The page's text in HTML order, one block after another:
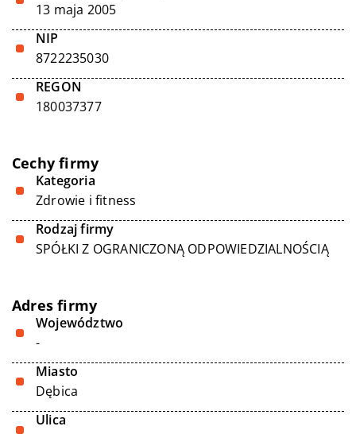
13 maja 2005
NIP
8722235030
REGON
180037377
Cechy firmy
Kategoria
Zdrowie i fitness
Rodzaj firmy
SPÓŁKI Z OGRANICZONĄ ODPOWIEDZIALNOŚCIĄ
Adres firmy
Województwo
-
Miasto
Dębica
Ulica